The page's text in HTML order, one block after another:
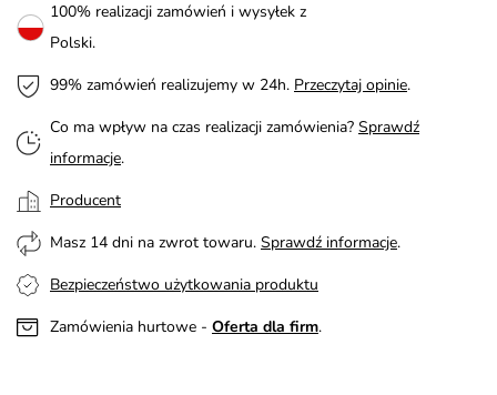
100% realizacji zamówień i wysyłek z
Polski.
99% zamówień realizujemy w 24h. Przeczytaj opinie.
Co ma wpływ na czas realizacji zamówienia? Sprawdź
informacje.
Producent
Masz 14 dni na zwrot towaru. Sprawdź informacje.
Bezpieczeństwo użytkowania produktu
Zamówienia hurtowe - Oferta dla firm.